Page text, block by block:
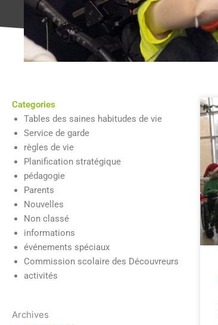
Categories
Tables des saines habitudes de vie
Service de garde
règles de vie
Planification stratégique
pédagogie
Parents
Nouvelles
Non classé
informations
événements spéciaux
Commission scolaire des Découvreurs
activités
Archives